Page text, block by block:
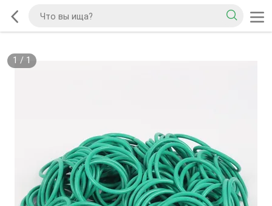
1 / 1